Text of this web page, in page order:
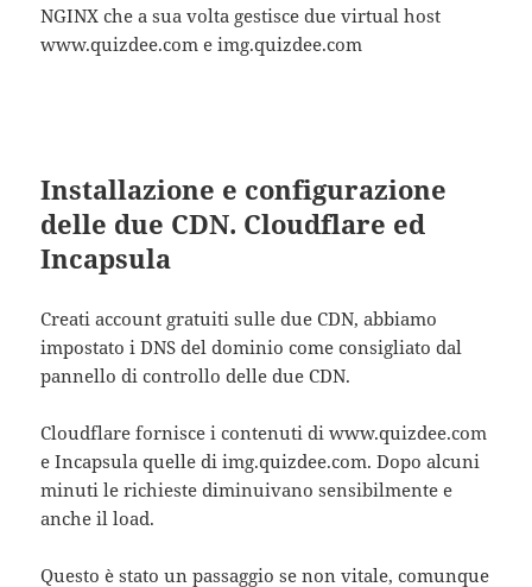
NGINX che a sua volta gestisce due virtual host
www.quizdee.com e img.quizdee.com
Installazione e configurazione
delle due CDN. Cloudflare ed
Incapsula
Creati account gratuiti sulle due CDN, abbiamo
impostato i DNS del dominio come consigliato dal
pannello di controllo delle due CDN.
Cloudflare fornisce i contenuti di www.quizdee.com
e Incapsula quelle di img.quizdee.com. Dopo alcuni
minuti le richieste diminuivano sensibilmente e
anche il load.
Questo è stato un passaggio se non vitale, comunque